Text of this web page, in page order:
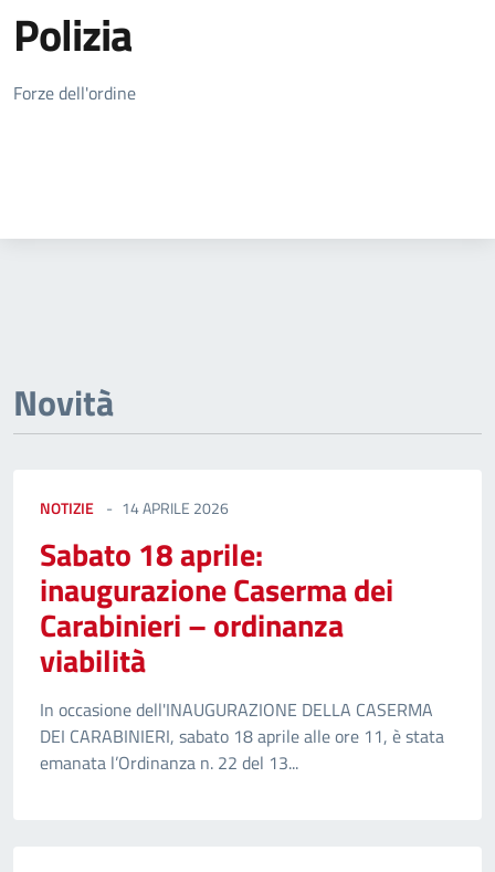
Polizia
Dettagli della notizia
Forze dell'ordine
Novità
NOTIZIE 14 APRILE 2026
Sabato 18 aprile:
inaugurazione Caserma dei
Carabinieri – ordinanza
viabilità
In occasione dell'INAUGURAZIONE DELLA CASERMA
DEI CARABINIERI, sabato 18 aprile alle ore 11, è stata
emanata l’Ordinanza n. 22 del 13...